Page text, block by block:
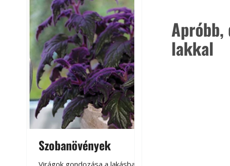
Szobanövények
lakkal